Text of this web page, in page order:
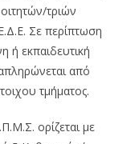
τριών
Σε περίπτωση
ή εκπαιδευτική
από
τμήματος.
ορίζεται με